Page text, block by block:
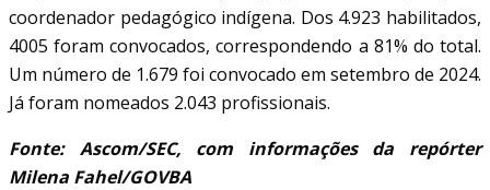
coordenador pedagógico indígena. Dos 4.923 habilitados,
4005 foram convocados, correspondendo a 81% do total.
Um número de 1.679 foi convocado em setembro de 2024.
Já foram nomeados 2.043 profissionais.
Fonte: Ascom/SEC, com informações da repórter
Milena Fahel/GOVBA